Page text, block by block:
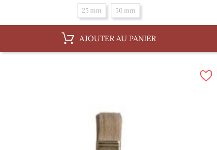
25 mm 50 mm
AJOUTER AU PANIER